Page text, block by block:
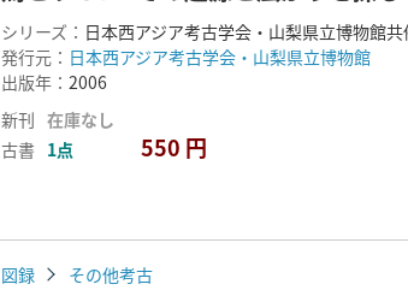
シリーズ： 日本西アジア考古学会・山梨県立博物館
発行元： 日本西アジア考古学会・山梨県立博物館
出版年： 2006
新刊 在庫なし
古書 1点 550 円
図録 その他考古